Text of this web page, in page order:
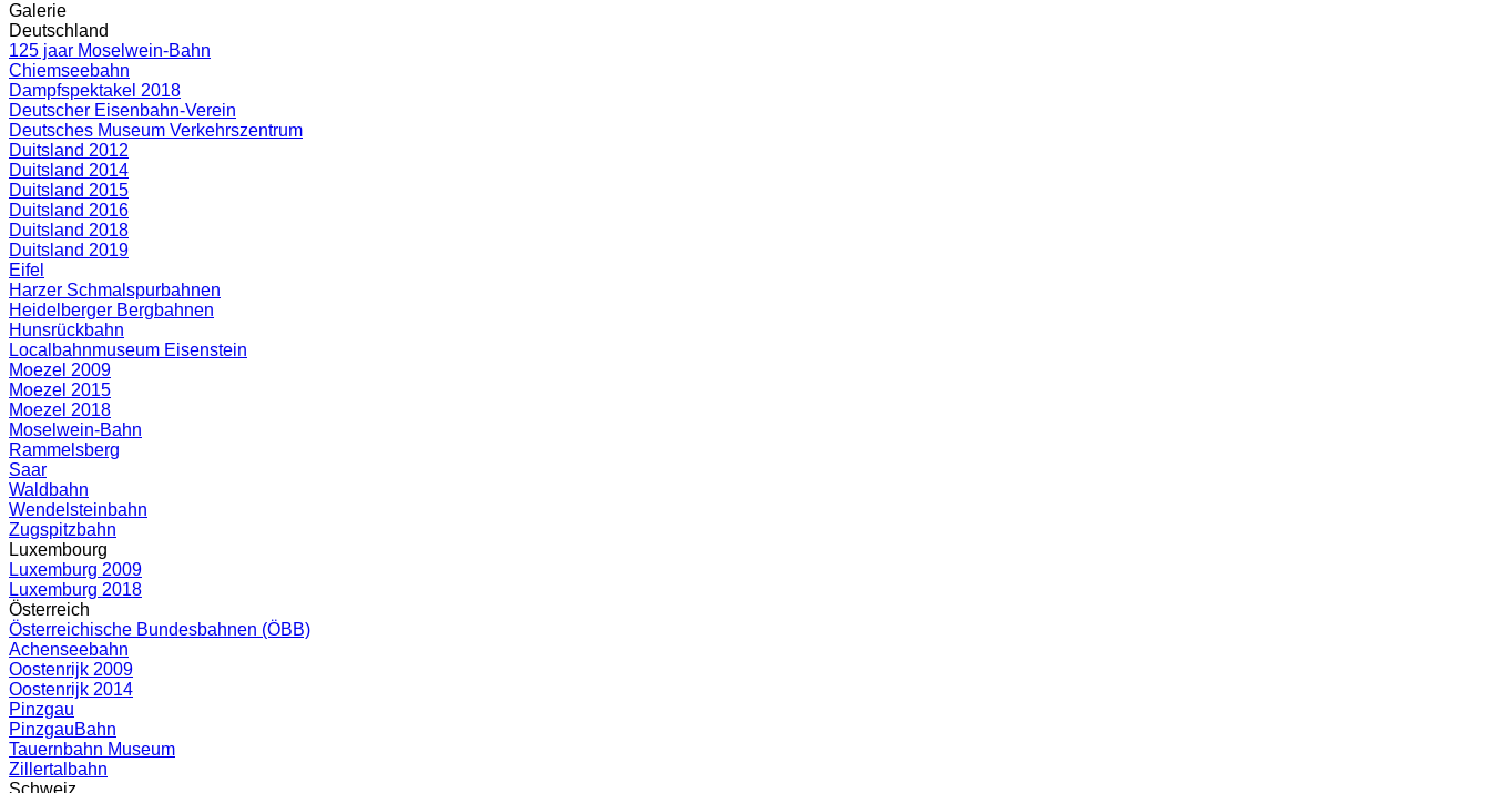
Galerie
Deutschland
125 jaar Moselwein-Bahn
Chiemseebahn
Dampfspektakel 2018
Deutscher Eisenbahn-Verein
Deutsches Museum Verkehrszentrum
Duitsland 2012
Duitsland 2014
Duitsland 2015
Duitsland 2016
Duitsland 2018
Duitsland 2019
Eifel
Harzer Schmalspurbahnen
Heidelberger Bergbahnen
Hunsrückbahn
Localbahnmuseum Eisenstein
Moezel 2009
Moezel 2015
Moezel 2018
Moselwein-Bahn
Rammelsberg
Saar
Waldbahn
Wendelsteinbahn
Zugspitzbahn
Luxembourg
Luxemburg 2009
Luxemburg 2018
Österreich
Österreichische Bundesbahnen (ÖBB)
Achenseebahn
Oostenrijk 2009
Oostenrijk 2014
Pinzgau
PinzgauBahn
Tauernbahn Museum
Zillertalbahn
Schweiz